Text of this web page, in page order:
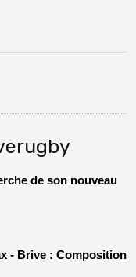
de son nouveau
- Brive : Composition